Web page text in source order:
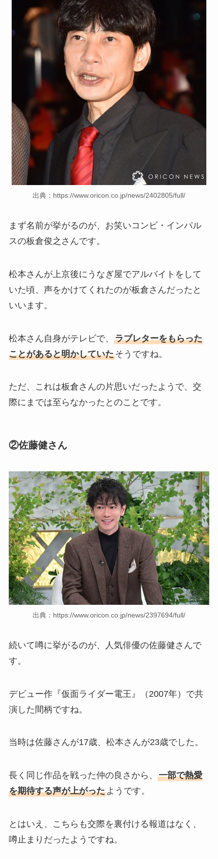
年収や仕事は？結婚相手との
馴れ初めも調査！
出典：https://www.oricon.co.jp/news/2402805/full/
まず名前が挙がるのが、お笑いコンビ・インパル
スの板倉俊之さんです。
松本さんが上京後にうなぎ屋でアルバイトをして
いた頃、声をかけてくれたのが板倉さんだったと
いいます。
松本さん自身がテレビで、 ラブレターをもらった
ことがあると明かしていたそうですね。
ただ、これは板倉さんの片思いだったようで、交
際にまでは至らなかったとのことです。
②佐藤健さん
出典：https://www.oricon.co.jp/news/2397694/full/
続いて噂に挙がるのが、人気俳優の佐藤健さんで
す。
デビュー作『仮面ライダー電王』（2007年）で共
演した間柄ですね。
当時は佐藤さんが17歳、松本さんが23歳でした。
長く同じ作品を戦った仲の良さから、 一部で熱愛
を期待する声が上がったようです。
とはいえ、こちらも交際を裏付ける報道はなく、
噂止まりだったようですね。